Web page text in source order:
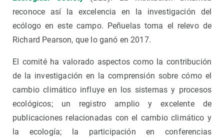
reconoce así la excelencia en la investigación del
ecólogo en este campo. Peñuelas toma el relevo de
Richard Pearson, que lo ganó en 2017.
El comité ha valorado aspectos como la contribución
de la investigación en la comprensión sobre cómo el
cambio climático influye en los sistemas y procesos
ecológicos; un registro amplio y excelente de
publicaciones relacionadas con el cambio climático y
la ecología; la participación en conferencias